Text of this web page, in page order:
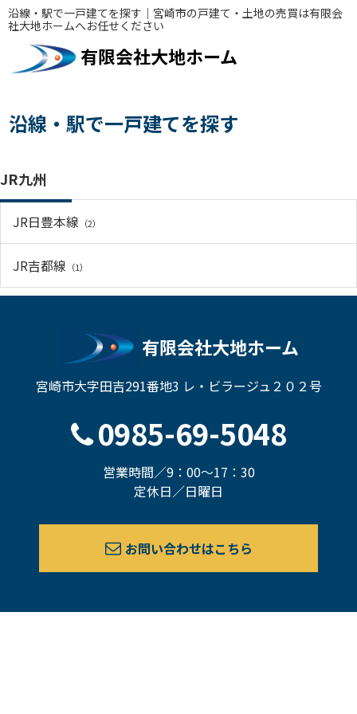
沿線・駅で一戸建てを探す｜宮崎市の戸建て・土地の売買は有限会
社大地ホームへお任せください
有限会社大地ホーム
沿線・駅で一戸建てを探す
JR九州
JR日豊本線 （2）
JR吉都線 （1）
有限会社大地ホーム
宮崎市大字田吉291番地3 レ・ビラージュ２０２号
0985-69-5048
営業時間／9：00～17：30
定休日／日曜日
お問い合わせはこちら